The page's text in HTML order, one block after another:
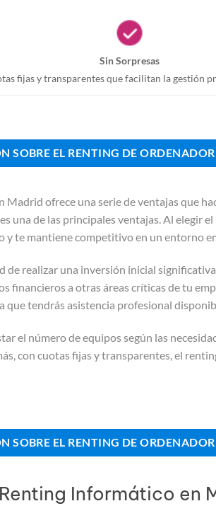
Sin Sorpresas
fijas y transparentes que facilitan la gestión
SOBRE EL RENTING DE
ofrece una serie de ventajas que
una de las principales ventajas. Al elegir
te mantiene competitivo en un entorno
realizar una inversión inicial
a otras áreas críticas de tu
que tendrás asistencia profesional
el número de equipos según las
con cuotas fijas y transparentes, el
SOBRE EL RENTING DE
Informático en